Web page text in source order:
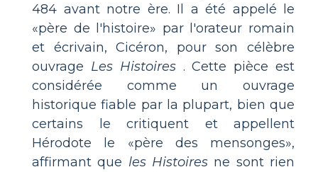
484 avant notre ère. Il a été appelé le
«père de l'histoire» par l'orateur romain
et écrivain, Cicéron, pour son célèbre
ouvrage Les Histoires. Cette pièce est
considérée comme un ouvrage
historique fiable par la plupart, bien que
certains le critiquent et appellent
Hérodote le «père des mensonges»,
affirmant que les Histoires ne sont rien